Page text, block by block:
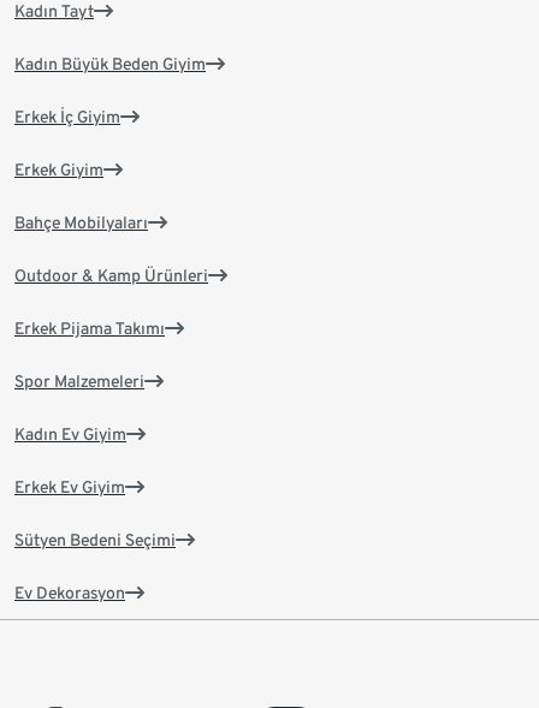
Kadın Tayt
Kadın Büyük Beden Giyim
Erkek İç Giyim
Erkek Giyim
Bahçe Mobilyaları
Outdoor & Kamp Ürünleri
Erkek Pijama Takımı
Spor Malzemeleri
Kadın Ev Giyim
Erkek Ev Giyim
Sütyen Bedeni Seçimi
Ev Dekorasyon